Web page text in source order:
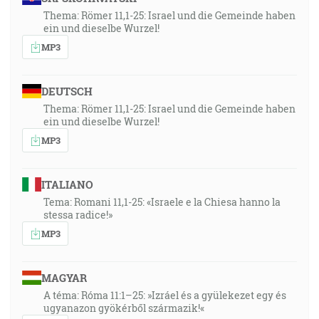
23:55
A svoju pravú nohu položil na more a ľavú na zem a
skríkol velikým hlasom, ako keď reve lev. A keď
dohovorilo sedem hromov svoje hlasy, chcel som
písať. Ale som počul hlas z neba, ktorý mi hovoril:
Zapečať to, čo hovorilo sedem hromov, a nepíš toho!
[Zj 10:2-4]
27:28
Lebo je to Bôh, ktorý povedal, aby sa zo tmy zaskvelo
svetlo, ktorý sa zaskvel v našich srdciach na
osvietenie známosti slávy Božej v tvári Ježiša Krista.
[2Kor 4:6]
27:44
Ale ich mysle sa zatvrdily, lebo až do dnešného dňa
zostáva tá istá zástera pri čítaní starej smluvy
Thema: Römer 11,1-25: Israel und die Gemeinde haben
ein und dieselbe Wurzel!
MP3
DEUTSCH
Thema: Römer 11,1-25: Israel und die Gemeinde haben
ein und dieselbe Wurzel!
MP3
ITALIANO
Tema: Romani 11,1-25: «Israele e la Chiesa hanno la
stessa radice!»
MP3
MAGYAR
A téma: Róma 11:1–25: »Izráel és a gyülekezet egy és
ugyanazon gyökérből származik!«